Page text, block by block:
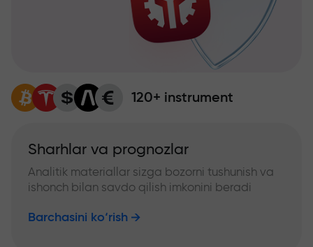
120+ instrument
Sharhlar va prognozlar
Analitik materiallar sizga bozorni tushunish va
ishonch bilan savdo qilish imkonini beradi
Barchasini ko‘rish